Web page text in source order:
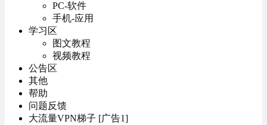
PC-软件
手机-应用
学习区
图文教程
视频教程
公告区
其他
帮助
问题反馈
大流量VPN梯子 [广告1]